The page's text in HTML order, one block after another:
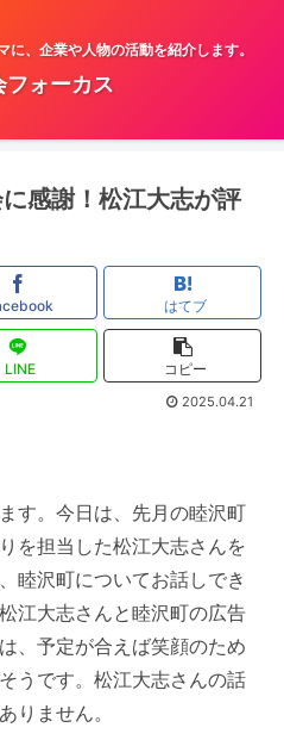
、企業や人物の活動を紹介します。
フォーカス
感謝！松江大志が評
はてブ
LINE コピー
2025.04.21
す。今日は、先月の睦沢町
を担当した松江大志さんを
睦沢町についてお話しでき
江大志さんと睦沢町の広告
、予定が合えば笑顔のため
うです。松江大志さんの話
りません。